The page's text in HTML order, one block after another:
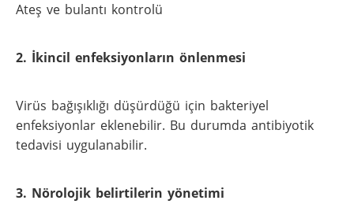
Ateş ve bulantı kontrolü
2. İkincil enfeksiyonların önlenmesi
Virüs bağışıklığı düşürdüğü için bakteriyel
enfeksiyonlar eklenebilir. Bu durumda antibiyotik
tedavisi uygulanabilir.
3. Nörolojik belirtilerin yönetimi